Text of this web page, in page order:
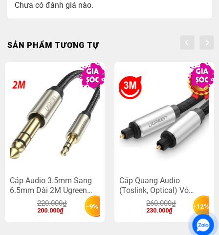
Chưa có đánh giá nào.
SẢN PHẨM TƯƠNG TỰ
Cáp Audio 3.5mm Sang
6.5mm Dài 2M Ugreen
220.000₫
Giá
200.000₫Giá
-9%
Cáp Quang Audio
(Toslink, Optical) Vỏ
Nhôm Bọc Lưới Dài 3M
Ugreen 10541
260.000₫
Giá
230.000₫Giá
-12%